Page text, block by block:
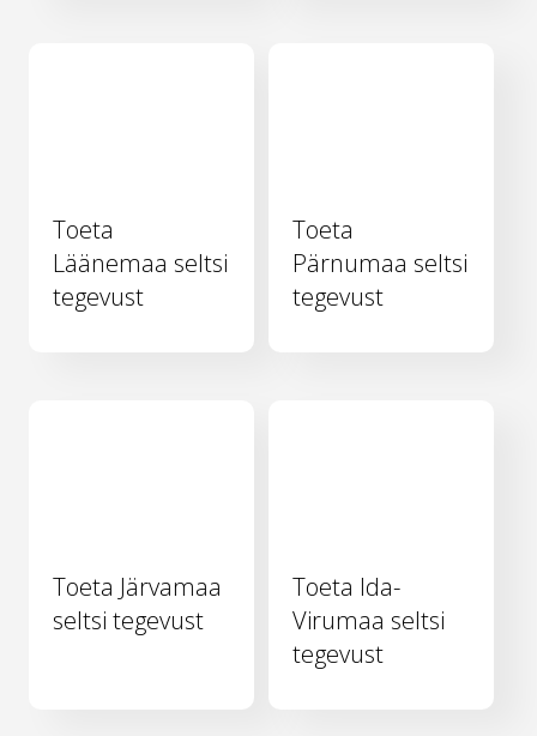
Toeta
Läänemaa seltsi
tegevust
Toeta
Pärnumaa seltsi
tegevust
Toeta Järvamaa
seltsi tegevust
Toeta Ida-
Virumaa seltsi
tegevust